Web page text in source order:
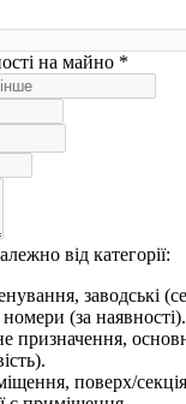
на майно *
від категорії:
заводські
(за наявності).
призначення,
поверх/